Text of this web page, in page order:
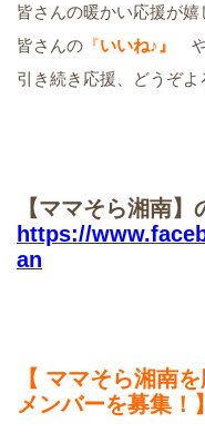
皆さんの暖かい応援が嬉
皆さんの 『いいね♪』
引き続き応援、どうぞ
【ママそら湘南
https://
an
【 ママそら湘南
メンバーを募集！】